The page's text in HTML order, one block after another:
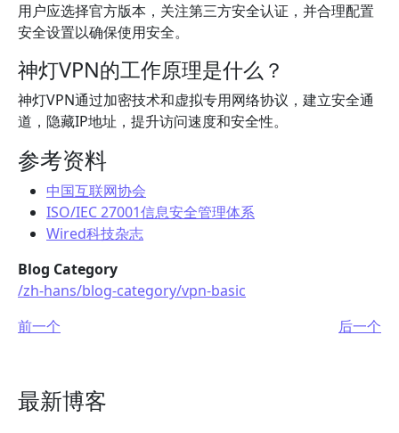
用户应选择官方版本，关注第三方安全认证，并合理配置
安全设置以确保使用安全。
神灯VPN的工作原理是什么？
神灯VPN通过加密技术和虚拟专用网络协议，建立安全通
道，隐藏IP地址，提升访问速度和安全性。
参考资料
中国互联网协会
ISO/IEC 27001信息安全管理体系
Wired科技杂志
Blog Category
/zh-hans/blog-category/vpn-basic
前一个
后一个
最新博客